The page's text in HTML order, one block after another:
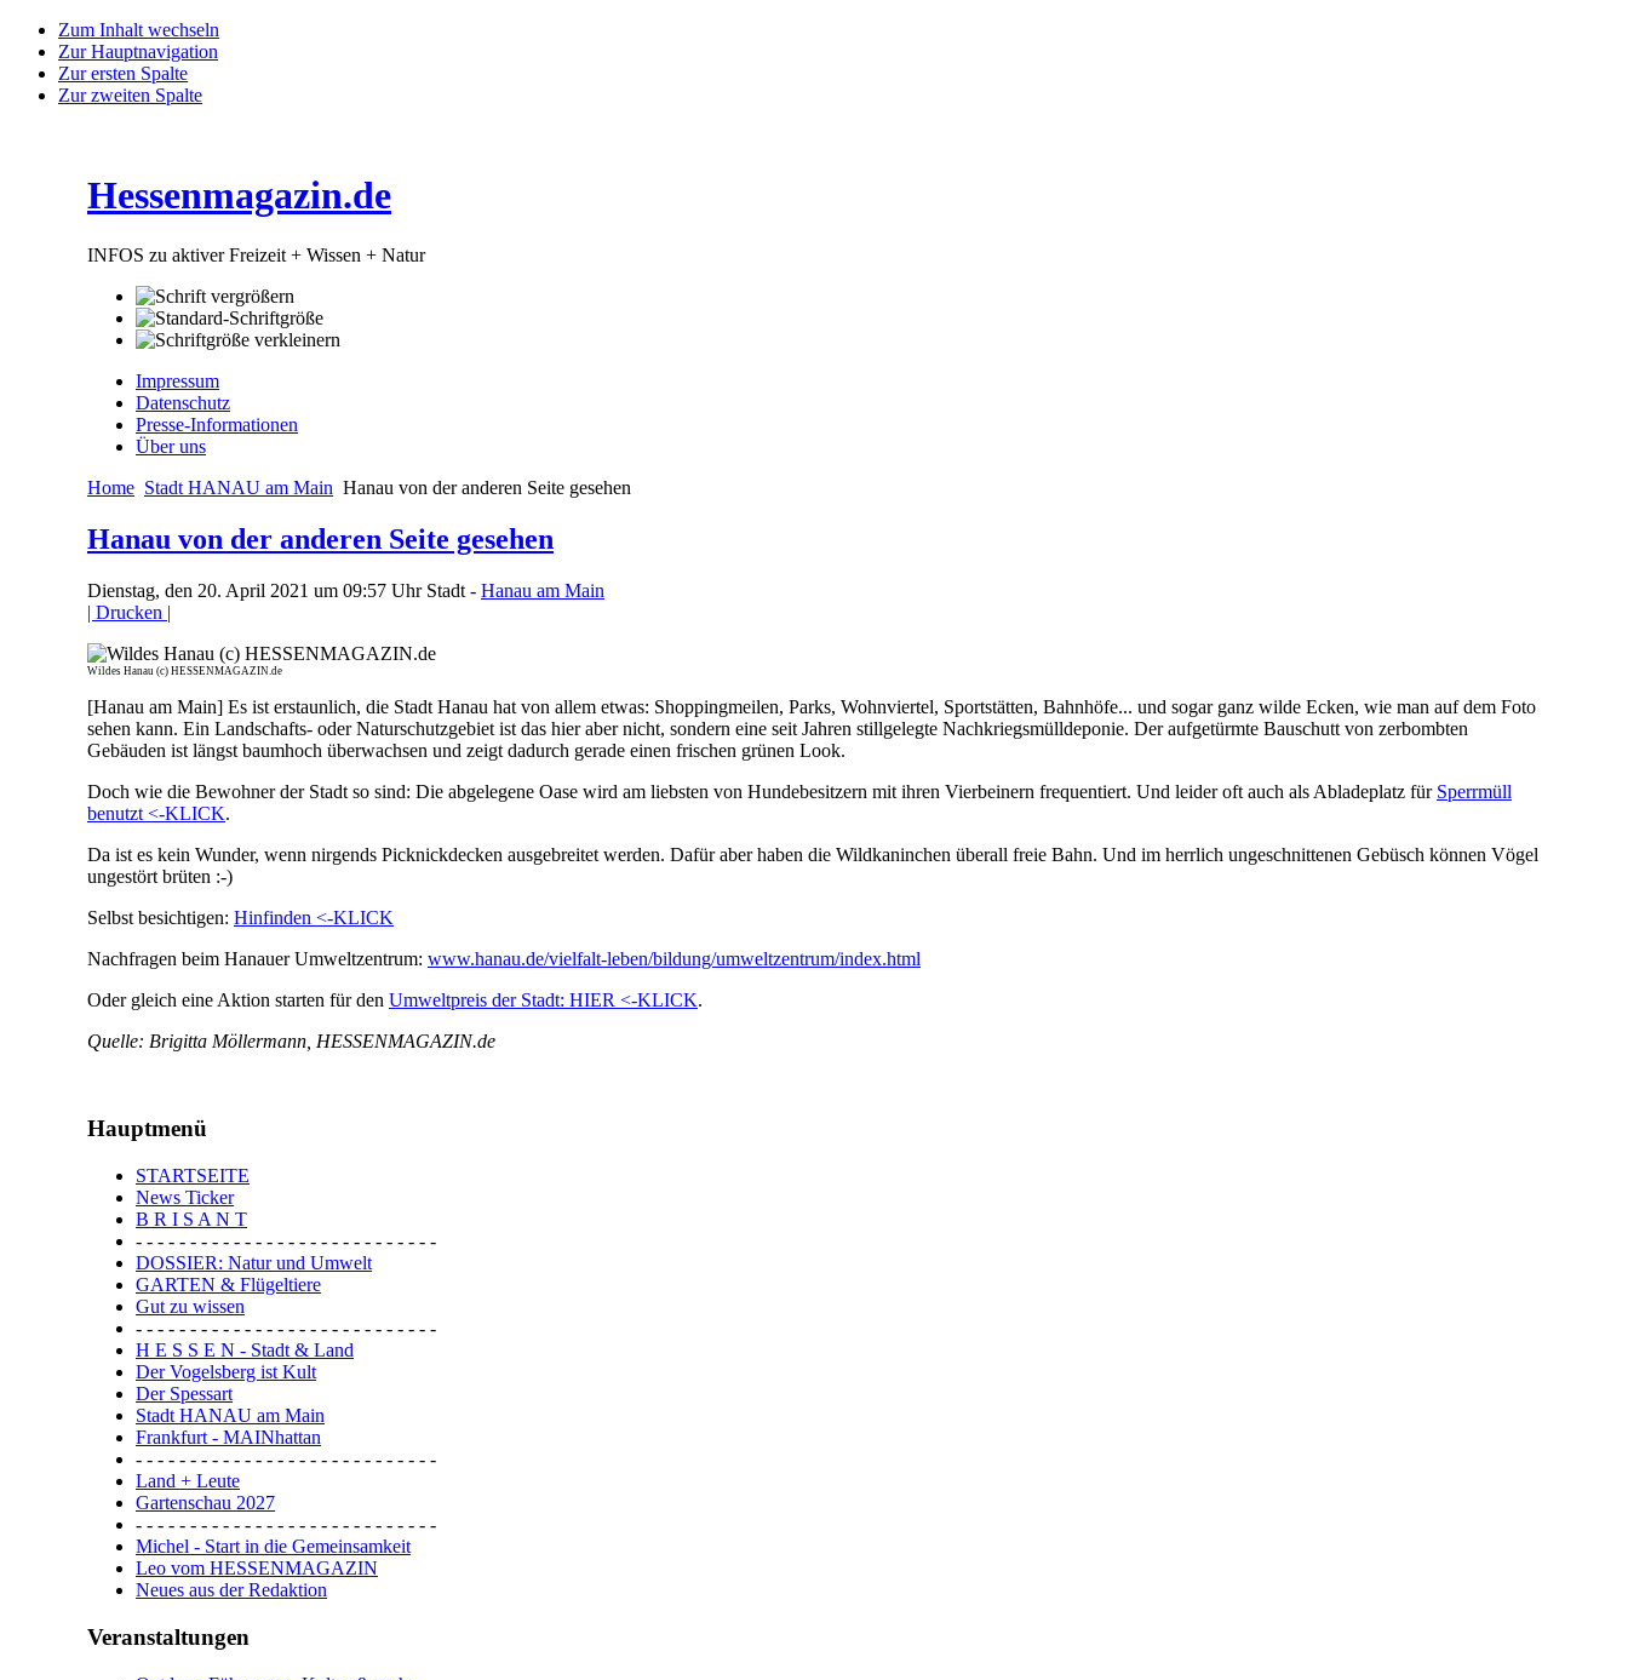
Zum Inhalt wechseln
Zur Hauptnavigation
Zur ersten Spalte
Zur zweiten Spalte
Hessenmagazin.de
INFOS zu aktiver Freizeit + Wissen + Natur
Impressum
Datenschutz
Presse-Informationen
Über uns
Home Stadt HANAU am Main Hanau von der anderen Seite gesehen
Hanau von der anderen Seite gesehen
Dienstag, den 20. April 2021 um 09:57 Uhr Stadt - Hanau am Main
| Drucken |
Wildes Hanau (c) HESSENMAGAZIN.de
[Hanau am Main] Es ist erstaunlich, die Stadt Hanau hat von allem etwas: Shoppingmeilen, Parks, Wohnviertel, Sportstätten, Bahnhöfe... und sogar ganz wilde Ecken, wie man auf dem Foto
sehen kann. Ein Landschafts- oder Naturschutzgebiet ist das hier aber nicht, sondern eine seit Jahren stillgelegte Nachkriegsmülldeponie. Der aufgetürmte Bauschutt von zerbombten
Gebäuden ist längst baumhoch überwachsen und zeigt dadurch gerade einen frischen grünen Look.
Doch wie die Bewohner der Stadt so sind: Die abgelegene Oase wird am liebsten von Hundebesitzern mit ihren Vierbeinern frequentiert. Und leider oft auch als Abladeplatz für Sperrmüll
benutzt <-KLICK.
Da ist es kein Wunder, wenn nirgends Picknickdecken ausgebreitet werden. Dafür aber haben die Wildkaninchen überall freie Bahn. Und im herrlich ungeschnittenen Gebüsch können Vögel
ungestört brüten :-)
Selbst besichtigen: Hinfinden <-KLICK
Nachfragen beim Hanauer Umweltzentrum: www.hanau.de/vielfalt-leben/bildung/umweltzentrum/index.html
Oder gleich eine Aktion starten für den Umweltpreis der Stadt: HIER <-KLICK.
Quelle: Brigitta Möllermann, HESSENMAGAZIN.de
Hauptmenü
STARTSEITE
News Ticker
B R I S A N T
- - - - - - - - - - - - - - - - - - - - - - - - - - - -
DOSSIER: Natur und Umwelt
GARTEN & Flügeltiere
Gut zu wissen
- - - - - - - - - - - - - - - - - - - - - - - - - - - -
H E S S E N - Stadt & Land
Der Vogelsberg ist Kult
Der Spessart
Stadt HANAU am Main
Frankfurt - MAINhattan
- - - - - - - - - - - - - - - - - - - - - - - - - - - -
Land + Leute
Gartenschau 2027
- - - - - - - - - - - - - - - - - - - - - - - - - - - -
Michel - Start in die Gemeinsamkeit
Leo vom HESSENMAGAZIN
Neues aus der Redaktion
Veranstaltungen